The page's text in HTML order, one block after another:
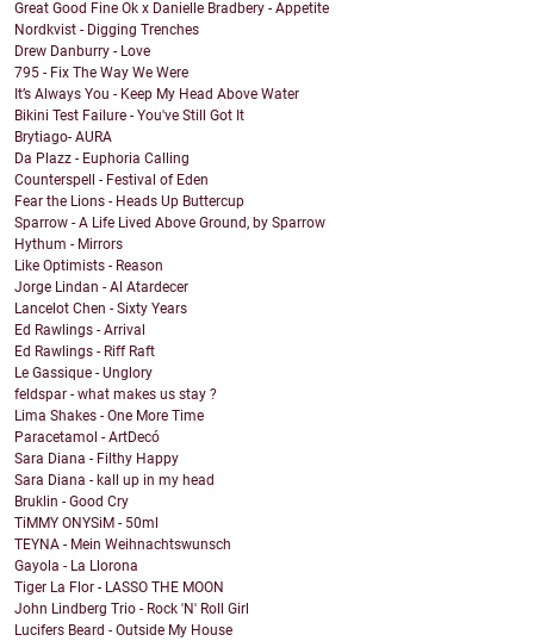
Great Good Fine Ok x Danielle Bradbery - Appetite
Nordkvist - Digging Trenches
Drew Danburry - Love
795 - Fix The Way We Were
It’s Always You - Keep My Head Above Water
Bikini Test Failure - You've Still Got It
Brytiago- AURA
Da Plazz - Euphoria Calling
Counterspell - Festival of Eden
Fear the Lions - Heads Up Buttercup
Sparrow - A Life Lived Above Ground, by Sparrow
Hythum - Mirrors
Like Optimists - Reason
Jorge Lindan - Al Atardecer
Lancelot Chen - Sixty Years
Ed Rawlings - Arrival
Ed Rawlings - Riff Raft
Le Gassique - Unglory
feldspar - what makes us stay ?
Lima Shakes - One More Time
Paracetamol - ArtDecó
Sara Diana - Filthy Happy
Sara Diana - kall up in my head
Bruklin - Good Cry
TiMMY ONYSiM - 50ml
TEYNA - Mein Weihnachtswunsch
Gayola - La Llorona
Tiger La Flor - LASSO THE MOON
John Lindberg Trio - Rock 'N' Roll Girl
Lucifers Beard - Outside My House